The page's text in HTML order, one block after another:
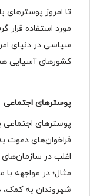
تا امروز پوسترهای
مورد استفاده قرار
سیاسی در دنیای
کشورهای آسیایی
پوسترهای اجتماعی
پوسترهای اجتماعی
فراخوان‌های دعوت
اغلب در
مثال؛ در مواجهه
شهروندان به کمک،